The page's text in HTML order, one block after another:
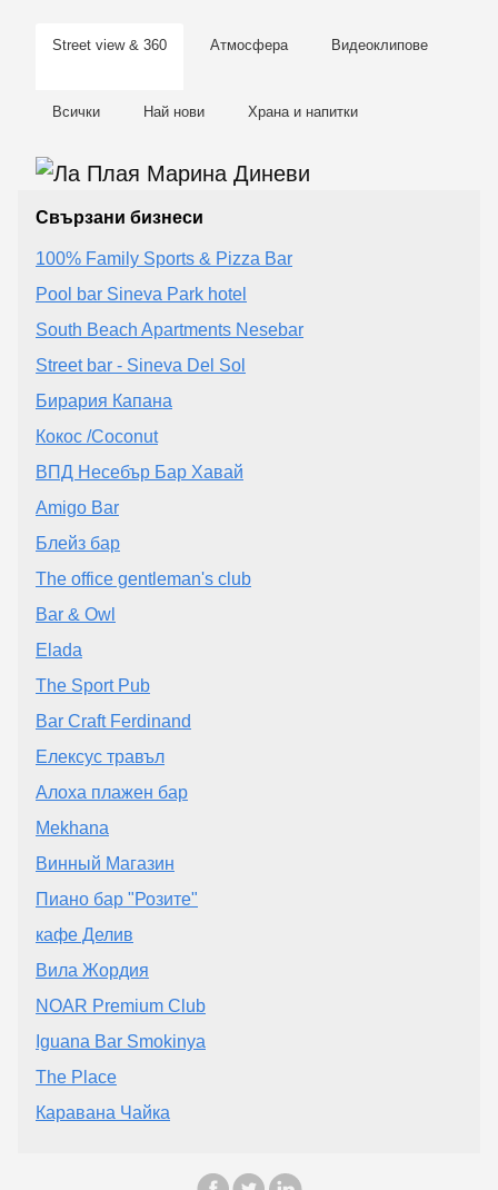
Street view & 360 Атмосфера Видеоклипове
Всички Най нови Храна и напитки
Свързани бизнеси
100% Family Sports & Pizza Bar
Pool bar Sineva Park hotel
South Beach Apartments Nesebar
Street bar - Sineva Del Sol
Бирария Капана
Кокос /Coconut
ВПД Несебър Бар Хавай
Amigo Bar
Блейз бар
The office gentleman's club
Bar & Owl
Elada
The Sport Pub
Bar Craft Ferdinand
Елексус травъл
Алоха плажен бар
Mekhana
Винный Магазин
Пиано бар "Розите"
кафе Делив
Вила Жордия
NOAR Premium Club
Iguana Bar Smokinya
The Place
Каравана Чайка